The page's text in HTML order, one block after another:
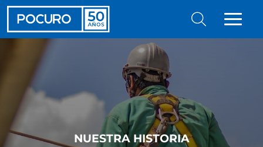
NUESTRA HISTORIA